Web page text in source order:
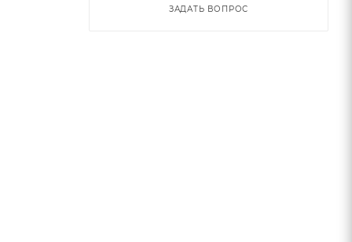
ЗАДАТЬ ВОПРОС